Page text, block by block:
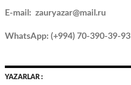
E-mail: zauryazar@mail.ru
WhatsApp: (+994) 70-390-39-93
YAZARLAR :